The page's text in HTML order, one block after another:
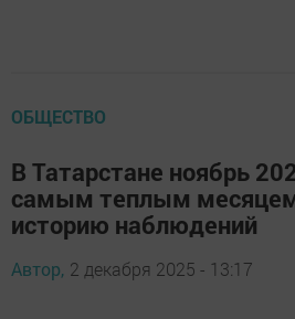
ОБЩЕСТВО
В Татарстане ноябрь
самым теплым
историю наблюдений
Автор, 2 декабря 2025 - 13:17